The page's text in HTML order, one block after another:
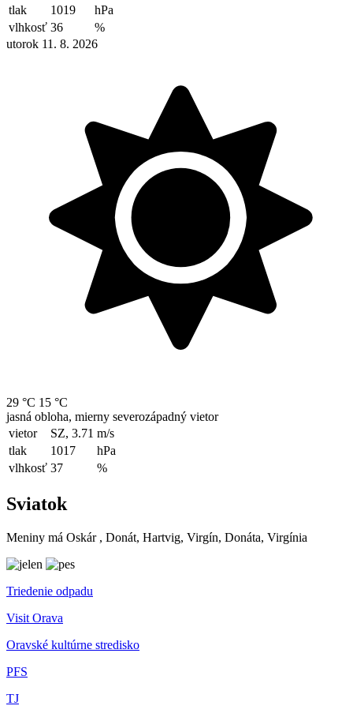
tlak
1019
hPa
vlhkosť 36
%
utorok 11. 8. 2026
29 °C 15 °C
jasná obloha, mierny severozápadný vietor
vietor
SZ, 3.71 m/s
tlak
1017
hPa
vlhkosť 37 %
Sviatok
Meniny má Oskár , Donát, Hartvig, Virgín, Donáta, Virgínia
Triedenie odpadu
Visit Orava
Oravské kultúrne stredisko
PFS
TJ